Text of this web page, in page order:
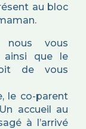
au bloc
nous vous
ainsi que le
de vous
le co-parent
accueil au
à l’arrivé